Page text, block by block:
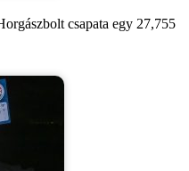
csapata egy 27,755